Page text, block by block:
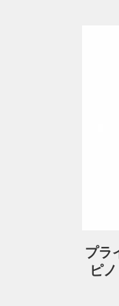
プラ
ピ